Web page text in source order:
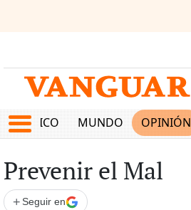
MÉXICO MUNDO OPINIÓN
Prevenir el Mal
+ Seguir en